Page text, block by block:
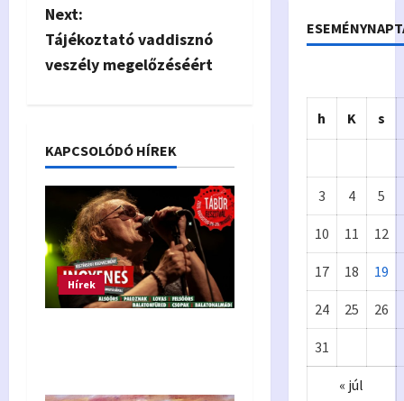
s
t
v
g
a
Next:
Tájékoztató vaddisznó
veszély megelőzéséért
KAPCSOLÓDÓ HÍREK
Hírek
h K s
3 4 5
10 11 12
17 18 19
24 25 26
31
« júl
Önkormányzat